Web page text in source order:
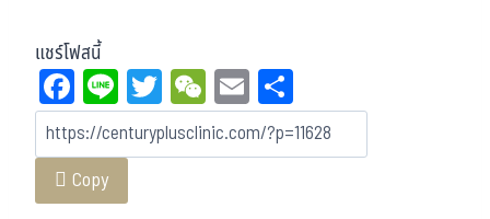
แชร์โฟสนี้
Fa
ce
bo
ok
Li
ne
T
wi
tt
W
eC
ha
E
m
ail
ar
e
Copy